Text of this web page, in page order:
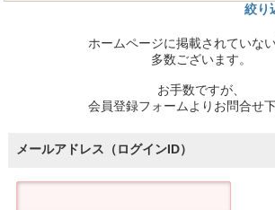
絞り
ホームページに掲載されていな
多数ございます。
お手数ですが、
会員登録フォームよりお問合せ下
メールアドレス（ログインID）